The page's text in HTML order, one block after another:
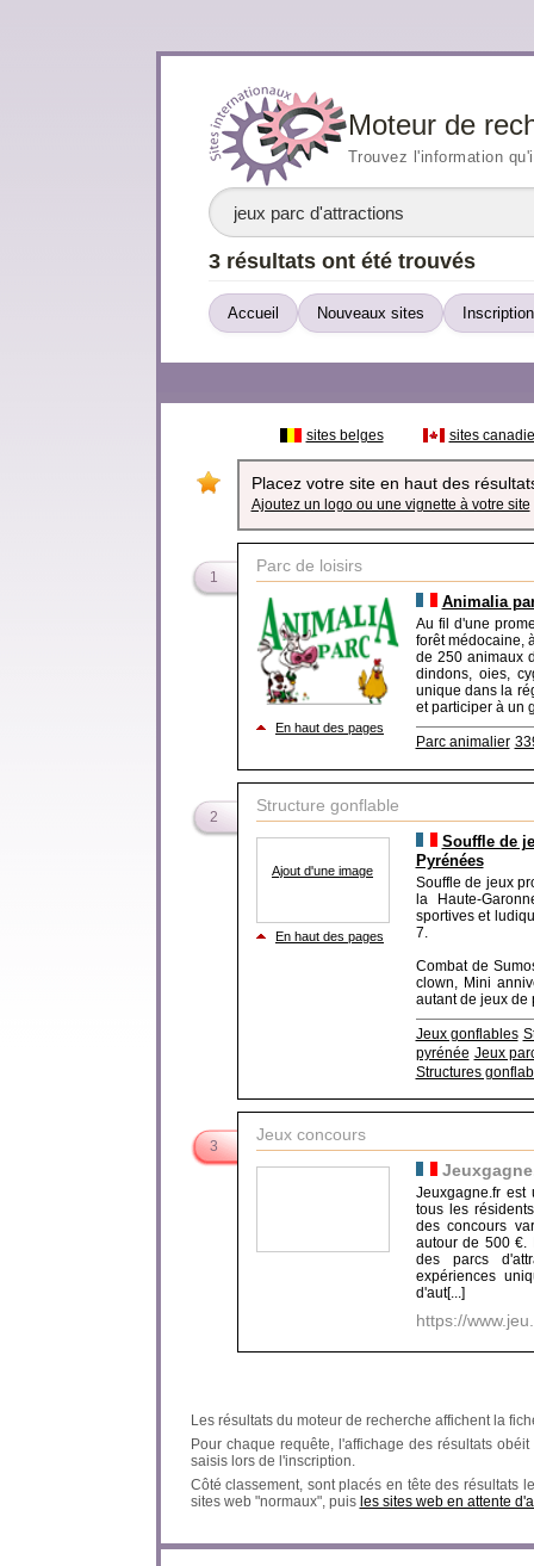
Moteur de
Trouvez l'information
3 résultats ont été trouvés
Accueil Nouveaux sites
sites belges sites
Placez votre site en haut des
Ajoutez un logo ou une vignette à votre site
1
Parc de loisirs
En haut des pages
Animalia
Au fil d'une
forêt médocaine,
de 250 animaux
dindons, oies,
unique dans la
et participer à un
Parc animalier
2
Structure gonflable
Ajout d'une image
En haut des pages
Souffle de
Pyrénées
Souffle de jeux
la Haute-
sportives et
7.
Combat de
clown, Mini
autant de jeux de
Jeux gonflables
pyrénée Jeux
Structures
3
Jeux concours
Jeuxgagne.fr
tous les
des concours
autour de 500 €.
des parcs
expériences
d'aut[...]
https://
Les résultats du moteur de recherche affichent la
Pour chaque requête, l'affichage des résultats
saisis lors de l'inscription.
Côté classement, sont placés en tête des résultats
sites web "normaux", puis les sites web en attente